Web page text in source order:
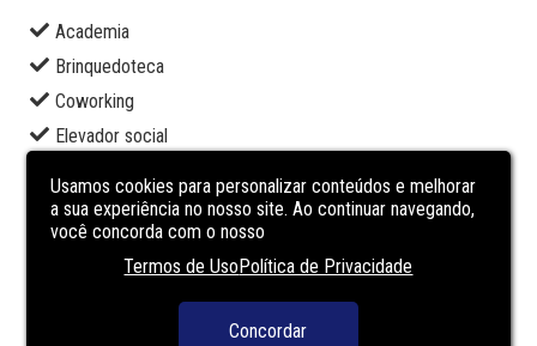
Academia
Brinquedoteca
Coworking
Elevador social
Pet place
Piscina adulto
Usamos cookies para personalizar conteúdos e melhorar
a sua experiência no nosso site. Ao continuar navegando,
você concorda com o nosso
Termos de UsoPolítica de Privacidade
Concordar